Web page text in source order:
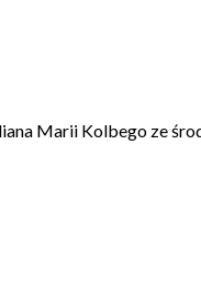
Marii Kolbego ze